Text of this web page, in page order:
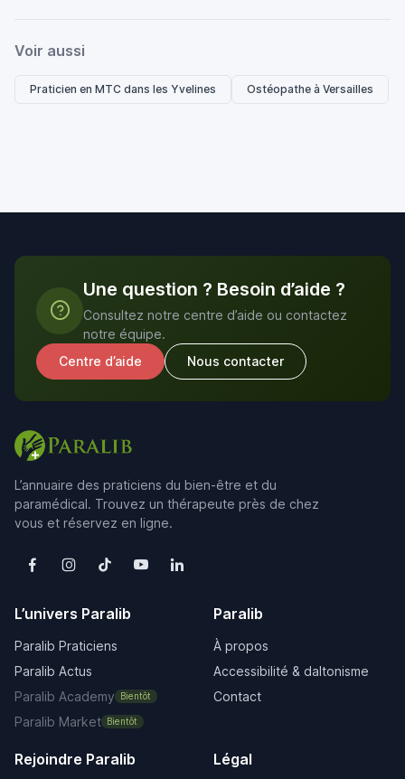
Voir aussi
Praticien en MTC dans les Yvelines Ostéopathe à Versailles
Une question ? Besoin d’aide ?
Consultez notre centre d’aide ou contactez
notre équipe.
Centre d’aide
Nous contacter
L’annuaire des praticiens du bien-être et du
paramédical. Trouvez un thérapeute près de chez
vous et réservez en ligne.
L’univers Paralib
Paralib Praticiens
Paralib Actus
Paralib Academy
Bientôt
Paralib Market Bientôt
Paralib
À propos
Accessibilité & daltonisme
Contact
Rejoindre Paralib Légal